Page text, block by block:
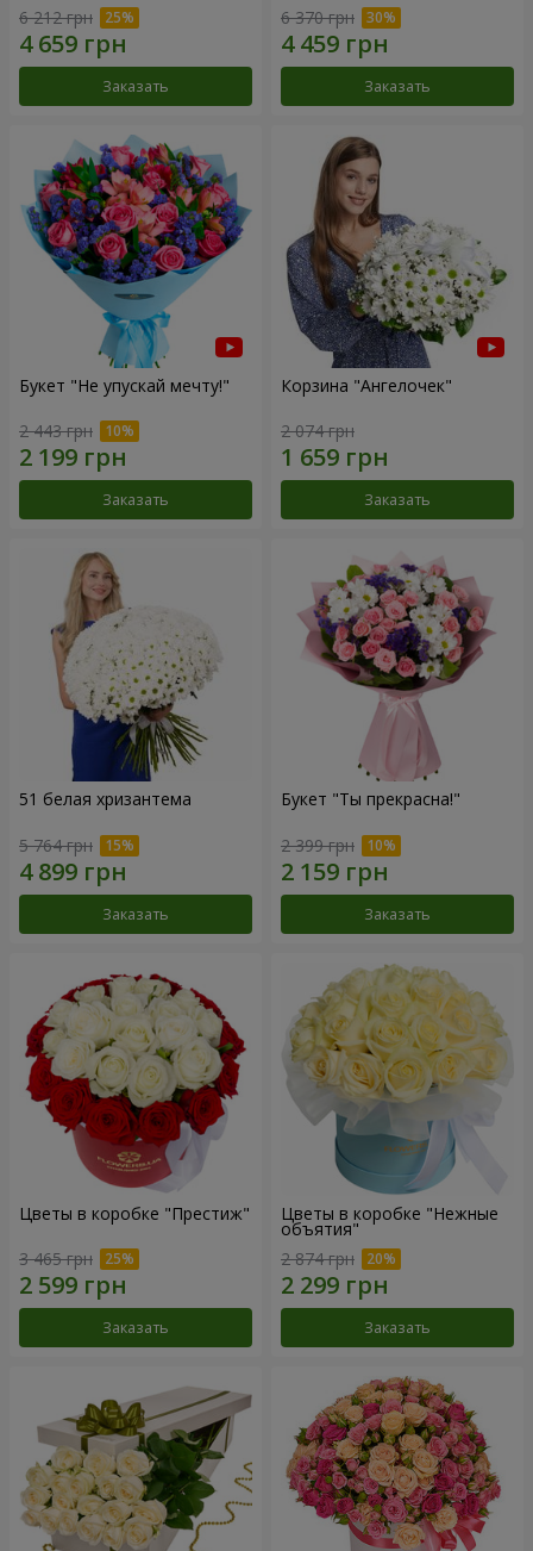
6 212 грн
Заказать
6 370 грн
Заказать
Букет "Не упускай мечту!"
2 443 грн
Заказать
Корзина "Ангелочек"
2 074 грн
Заказать
51 белая хризантема
5 764 грн
Заказать
Букет "Ты прекрасна!"
2 399 грн
Заказать
Цветы в коробке "Престиж"
3 465 грн
Заказать
Цветы в коробке "Нежные
объятия"
2 874 грн
Заказать